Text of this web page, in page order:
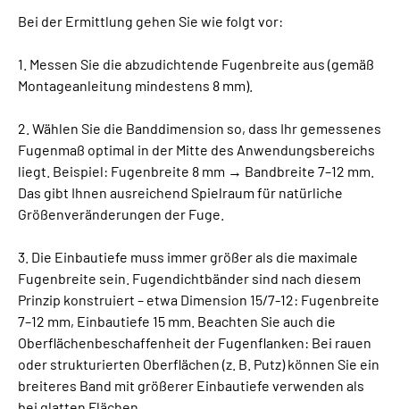
Bei der Ermittlung gehen Sie wie folgt vor:
1. Messen Sie die abzudichtende Fugenbreite aus (gemäß
Montageanleitung mindestens 8 mm).
2. Wählen Sie die Banddimension so, dass Ihr gemessenes
Fugenmaß optimal in der Mitte des Anwendungsbereichs
liegt. Beispiel: Fugenbreite 8 mm → Bandbreite 7–12 mm.
Das gibt Ihnen ausreichend Spielraum für natürliche
Größenveränderungen der Fuge.
3. Die Einbautiefe muss immer größer als die maximale
Fugenbreite sein. Fugendichtbänder sind nach diesem
Prinzip konstruiert – etwa Dimension 15/7-12: Fugenbreite
7–12 mm, Einbautiefe 15 mm. Beachten Sie auch die
Oberflächenbeschaffenheit der Fugenflanken: Bei rauen
oder strukturierten Oberflächen (z. B. Putz) können Sie ein
breiteres Band mit größerer Einbautiefe verwenden als